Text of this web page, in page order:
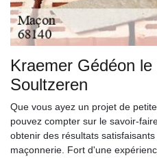
Kraemer Gédéon
Soultzeren
Que vous ayez un projet de
pouvez compter sur le savoir-
obtenir des résultats
maçonnerie. Fort d'une